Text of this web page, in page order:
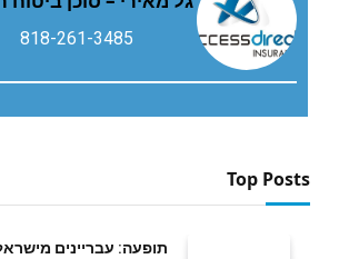
818-261-3485
Top Posts
תופעה: עבריינים